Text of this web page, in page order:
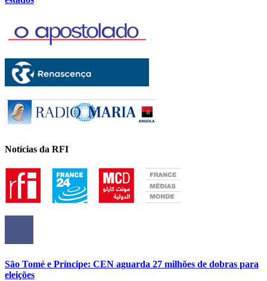
Notícias da RFI
São Tomé e Príncipe: CEN aguarda 27 milhões de dobras para
eleições